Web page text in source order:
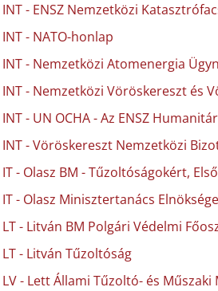
INT - ENSZ Nemzetközi
INT - NATO-honlap
INT - Nemzetközi Atomenergia
INT - Nemzetközi Vöröskereszt és
INT - UN OCHA - Az ENSZ
INT - Vöröskereszt Nemzetközi
IT - Olasz BM - Tűzoltóságokért,
IT - Olasz Minisztertanács
LT - Litván BM Polgári Védelmi
LT - Litván Tűzoltóság
LV - Lett Állami Tűzoltó- és Műszaki